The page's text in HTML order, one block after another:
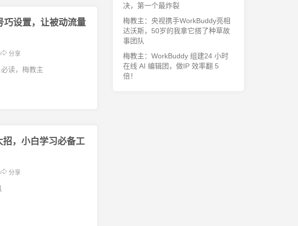
巧设置，让被动流量
分享
读，梅教主
，小白学习必备工
分享
决，第一个最炸裂
梅教主：央视携手WorkBuddy亮相
达沃斯，50岁的我拿它搭了种草故
事团队
梅教主：WorkBuddy 组建24 小时
在线 AI 编辑团，做IP 效率翻 5
倍！